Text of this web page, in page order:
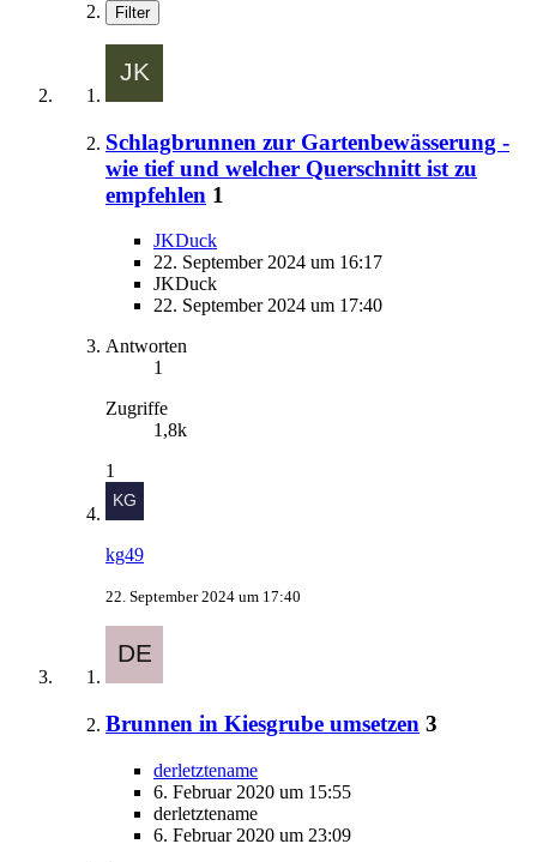
Filter
Schlagbrunnen zur Gartenbewässerung -
wie tief und welcher Querschnitt ist zu
empfehlen 1
JKDuck
22. September 2024 um 16:17
JKDuck
22. September 2024 um 17:40
Antworten
1
Zugriffe
1,8k
1
kg49
22. September 2024 um 17:40
Brunnen in Kiesgrube umsetzen 3
derletztename
6. Februar 2020 um 15:55
derletztename
6. Februar 2020 um 23:09